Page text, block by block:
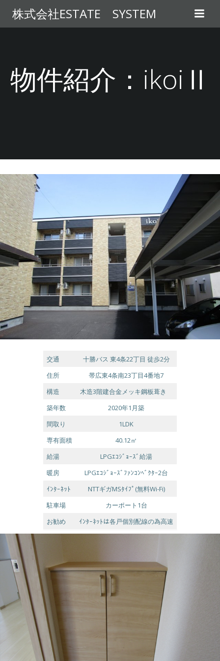
ン
テ
ス
株式会社ESTATE SYSTEM
物件紹介：ikoiⅡ
交通
十勝バス 東4条22丁目 徒歩2分
住所
帯広東4条南23丁目4番地7
構造
木造3階建合金メッキ鋼板葺き
築年数
2020年1月築
間取り
1LDK
専有面積
40.12㎡
給湯
LPGｴｺｼﾞｮｰｽﾞ給湯
暖房
LPGｴｺｼﾞｮｰｽﾞﾌｧﾝｺﾝﾍﾞｸﾀｰ2台
ｲﾝﾀｰﾈｯﾄ
NTTギガMSﾀｲﾌﾟ(無料Wi-Fi)
駐車場
カーポート1台
お勧め
ｲﾝﾀｰﾈｯﾄは各戸個別配線の為高速